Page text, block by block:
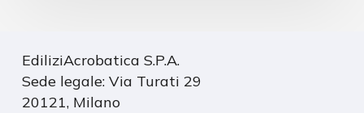
EdiliziAcrobatica S.P.A.
Sede legale: Via Turati 29
20121, Milano